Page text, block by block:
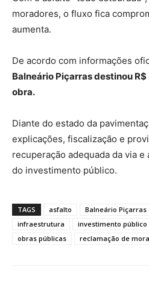
moradores, o fluxo fica
aumenta.
De acordo com informações
Balneário Piçarras destinou
obra.
Diante do estado da
explicações, fiscalização e
recuperação adequada da via e
do investimento público.
TAGS asfalto Balneário Piçarras
infraestrutura
investimento público
obras públicas
reclamação de